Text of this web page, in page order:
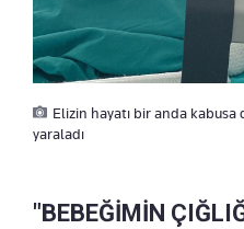
Elizin hayatı bir anda kabusa
yaraladı
"BEBEĞİMİN